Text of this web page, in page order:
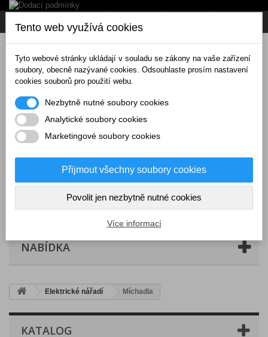
Košík (prázdný)
NABÍDKA
Elektrické nářadí Míchadla
KATALOG
Tento web využívá cookies
Tyto webové stránky ukládají v souladu se zákony na vaše zařízení
soubory, obecně nazývané cookies. Odsouhlaste prosím nastavení
cookies souborů pro použití webu.
Nezbytně nutné soubory cookies
Analytické soubory cookies
Marketingové soubory cookies
Přijmout všechny soubory cookies
Povolit jen nezbytně nutné cookies
Více informací